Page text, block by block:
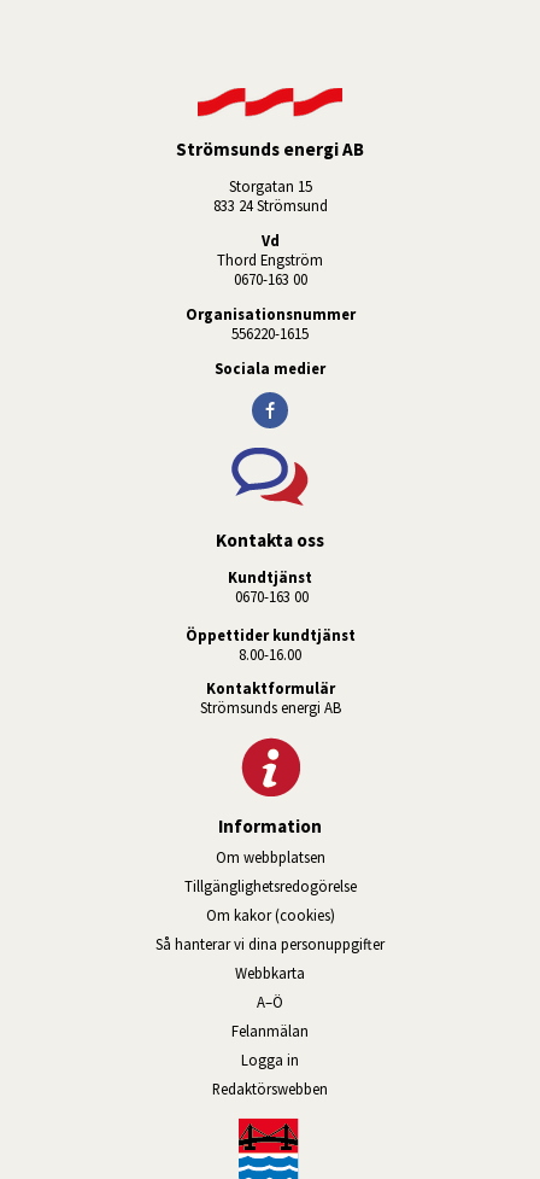
Strömsunds energi AB
Storgatan 15
833 24 Strömsund
Vd
Thord Engström
0670-163 00
Organisationsnummer
556220-1615
Sociala medier
Kontakta oss
Kundtjänst
0670-163 00
Öppettider kundtjänst
8.00-16.00
Kontaktformulär
Strömsunds energi AB
Information
Om webbplatsen
Tillgänglighetsredogörelse
Om kakor (cookies)
Så hanterar vi dina personuppgifter
Webbkarta
A–Ö
Felanmälan
Logga in
Redaktörswebben